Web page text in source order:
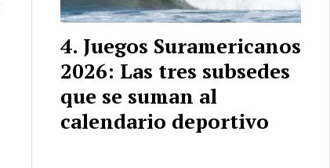
Juegos Suramericanos
2026: Las tres subsedes
que se suman al
calendario deportivo